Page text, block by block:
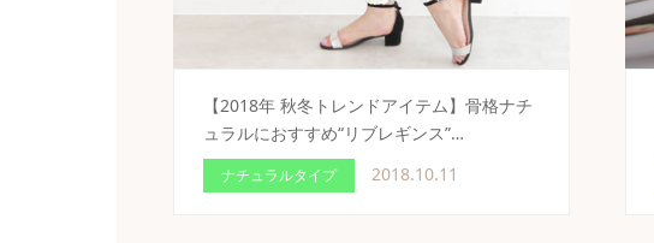
【2018年 秋冬トレンドアイテム】骨格ナチ
ュラルにおすすめ“リブレギンス”…
ナチュラルタイプ 2018.10.11